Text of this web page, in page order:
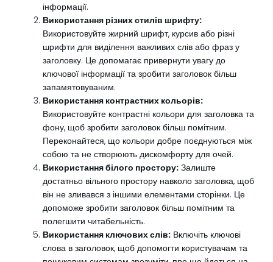
інформації.
Використання різних стилів шрифту:
Використовуйте жирний шрифт, курсив або різні
шрифти для виділення важливих слів або фраз у
заголовку. Це допомагає привернути увагу до
ключової інформації та зробити заголовок більш
запамятовуваним.
Використання контрастних кольорів:
Використовуйте контрастні кольори для заголовка та
фону, щоб зробити заголовок більш помітним.
Переконайтеся, що кольори добре поєднуються між
собою та не створюють дискомфорту для очей.
Використання білого простору: Залиште
достатньо вільного простору навколо заголовка, щоб
він не зливався з іншими елементами сторінки. Це
допоможе зробити заголовок більш помітним та
полегшити читабельність.
Використання ключових слів: Включіть ключові
слова в заголовок, щоб допомогти користувачам та